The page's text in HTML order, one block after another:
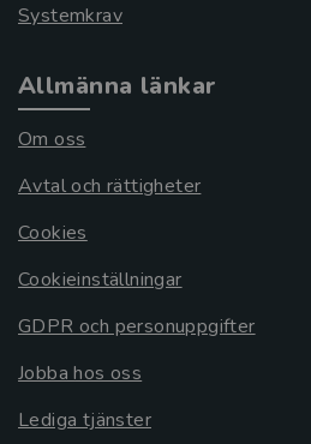
Systemkrav
Allmänna länkar
Om oss
Avtal och rättigheter
Cookies
Cookieinställningar
GDPR och personuppgifter
Jobba hos oss
Lediga tjänster